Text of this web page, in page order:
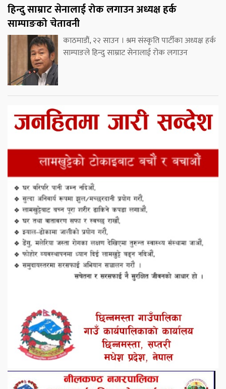
हिन्दु साम्राट सेनालाई रोक लगाउन अध्यक्ष हर्क
साम्पाङको चेतावनी
काठमाडौं, २२ साउन । श्रम संस्कृति पार्टीका अध्यक्ष हर्क
साम्पाङले हिन्दु साम्राट सेनालाई रोक लगाउन